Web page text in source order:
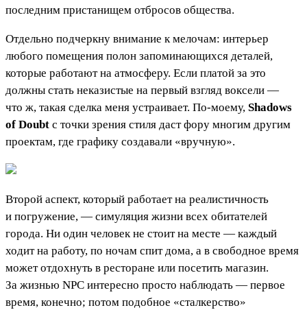
последним пристанищем отбросов общества.
Отдельно подчеркну внимание к мелочам: интерьер
любого помещения полон запоминающихся деталей,
которые работают на атмосферу. Если платой за это
должны стать неказистые на первый взгляд воксели —
что ж, такая сделка меня устраивает. По-моему, Shadows
of Doubt с точки зрения стиля даст фору многим другим
проектам, где графику создавали «вручную».
Второй аспект, который работает на реалистичность
и погружение, — симуляция жизни всех обитателей
города. Ни один человек не стоит на месте — каждый
ходит на работу, по ночам спит дома, а в свободное время
может отдохнуть в ресторане или посетить магазин.
За жизнью NPC интересно просто наблюдать — первое
время, конечно; потом подобное «сталкерство»